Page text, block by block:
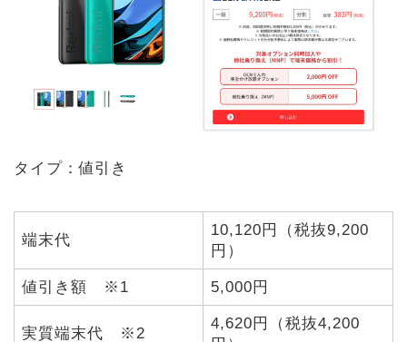
タイプ：値引き
端末代
10,120円（税抜9,200
円）
値引き額 ※1 5,000円
実質端末代 ※2
4,620円（税抜4,200